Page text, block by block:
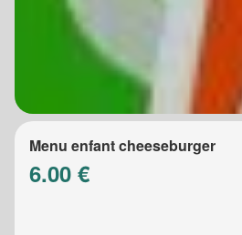
Menu enfant cheeseburger
6.00 €